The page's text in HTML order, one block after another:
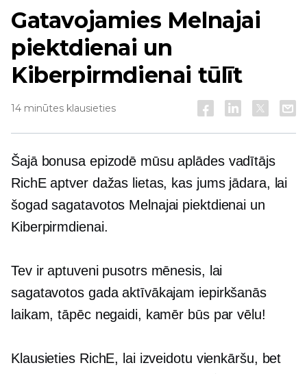
Gatavojamies Melnajai
piektdienai un
Kiberpirmdienai tūlīt
14 minūtes klausieties
Šajā bonusa epizodē mūsu aplādes vadītājs
RichE aptver dažas lietas, kas jums jādara, lai
šogad sagatavotos Melnajai piektdienai un
Kiberpirmdienai.
Tev ir aptuveni pusotrs mēnesis, lai
sagatavotos gada aktīvākajam iepirkšanās
laikam, tāpēc negaidi, kamēr būs par vēlu!
Klausieties RichE, lai izveidotu vienkāršu, bet